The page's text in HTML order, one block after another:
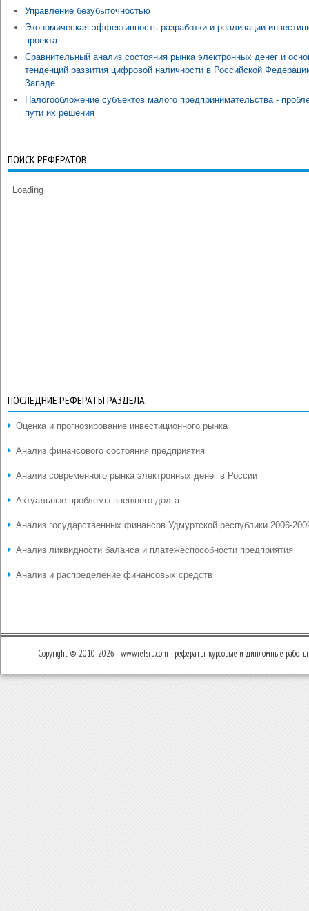
Управление безубыточностью
Экономическая эффективность разработки и реализации
проекта
Сравнительный анализ состояния рынка электронных денег и
тенденций развития цифровой наличности в Российской
Западе
Налогообложение субъектов малого предпринимательства -
пути их решения
ПОИСК РЕФЕРАТОВ
Loading
ПОСЛЕДНИЕ РЕФЕРАТЫ РАЗДЕЛА
Оценка и прогнозирование инвестиционного рынка
Анализ финансового состояния предприятия
Анализ современного рынка электронных денег в России
Актуальные проблемы внешнего долга
Анализ государственных финансов Удмуртской республики 2006-
Анализ ликвидности баланса и платежеспособности предприятия
Анализ и распределение финансовых средств
Copyright © 2010-2026 - www.refsru.com - рефераты, курсовые и дипломные работы